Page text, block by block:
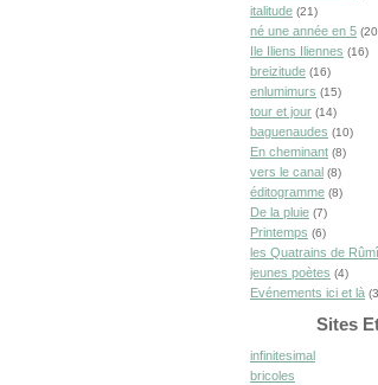
italitude (21)
né une année en 5
Ile Iliens Iliennes (16)
breizitude (16)
enlumimurs (15)
tour et jour (14)
baguenaudes (10)
En cheminant (8)
vers le canal (8)
éditogramme (8)
De la pluie (7)
Printemps (6)
les Quatrains de Rûmî
jeunes poètes (4)
Evénements ici et là
Sites
infinitesimal
bricoles